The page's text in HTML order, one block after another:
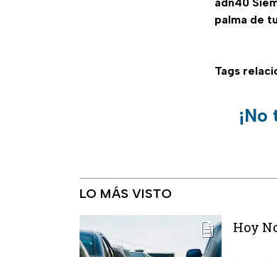
palma de
Tags
LO MÁS VISTO
Hoy